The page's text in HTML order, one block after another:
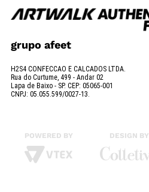
grupo afeet
H2S4 CONFECCAO E CALCADOS LTDA.
Rua do Curtume, 499 - Andar 02
Lapa de Baixo - SP. CEP: 05065-001
CNPJ: 05.055.599/0027-13.
POWERED BY DESIGN BY